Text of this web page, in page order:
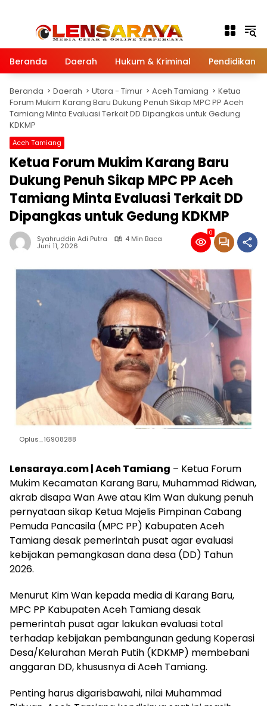
Beranda Daerah Hukum & Kriminal Pendidikan
Beranda Daerah Utara - Timur Aceh Tamiang
Ketua
Forum Mukim Karang Baru Dukung Penuh Sikap MPC PP Aceh
Tamiang Minta Evaluasi Terkait DD Dipangkas untuk Gedung
KDKMP
Aceh Tamiang
Ketua Forum Mukim Karang Baru
Dukung Penuh Sikap MPC PP Aceh
Tamiang Minta Evaluasi Terkait DD
Dipangkas untuk Gedung KDKMP
Syahruddin Adi Putra 4 Min Baca
Juni 11, 2026
0
Oplus_16908288
Lensaraya.com | Aceh Tamiang – Ketua Forum
Mukim Kecamatan Karang Baru, Muhammad Ridwan,
akrab disapa Wan Awe atau Kim Wan dukung penuh
pernyataan sikap Ketua Majelis Pimpinan Cabang
Pemuda Pancasila (MPC PP) Kabupaten Aceh
Tamiang desak pemerintah pusat agar evaluasi
kebijakan pemangkasan dana desa (DD) Tahun
2026.
Menurut Kim Wan kepada media di Karang Baru,
MPC PP Kabupaten Aceh Tamiang desak
pemerintah pusat agar lakukan evaluasi total
terhadap kebijakan pembangunan gedung Koperasi
Desa/Kelurahan Merah Putih (KDKMP) membebani
anggaran DD, khususnya di Aceh Tamiang.
Penting harus digarisbawahi, nilai Muhammad